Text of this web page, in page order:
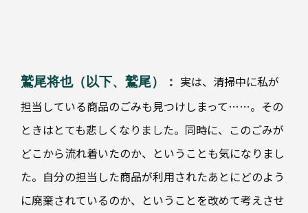
鷲尾将也（以下、鷲尾）： 実は、清掃中に私が
担当している商品のごみも見つけしまって……。その
ときはとても悲しくなりました。同時に、このごみが
どこから流れ着いたのか、ということも気になりまし
た。自分の担当した商品が利用されたあとにどのよう
に廃棄されているのか、ということを改めて考えさせ